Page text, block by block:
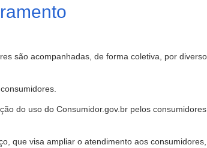
são acompanhadas, de forma coletiva, por
do uso do Consumidor.gov.br pelos
que visa ampliar o atendimento aos